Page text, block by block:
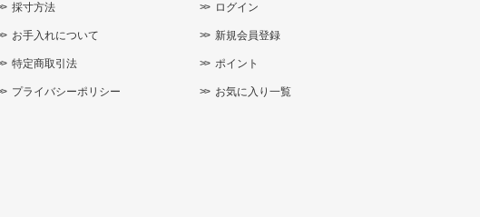
採寸方法
お手入れについて
特定商取引法
プライバシーポリシー
ログイン
新規会員登録
ポイント
お気に入り一覧